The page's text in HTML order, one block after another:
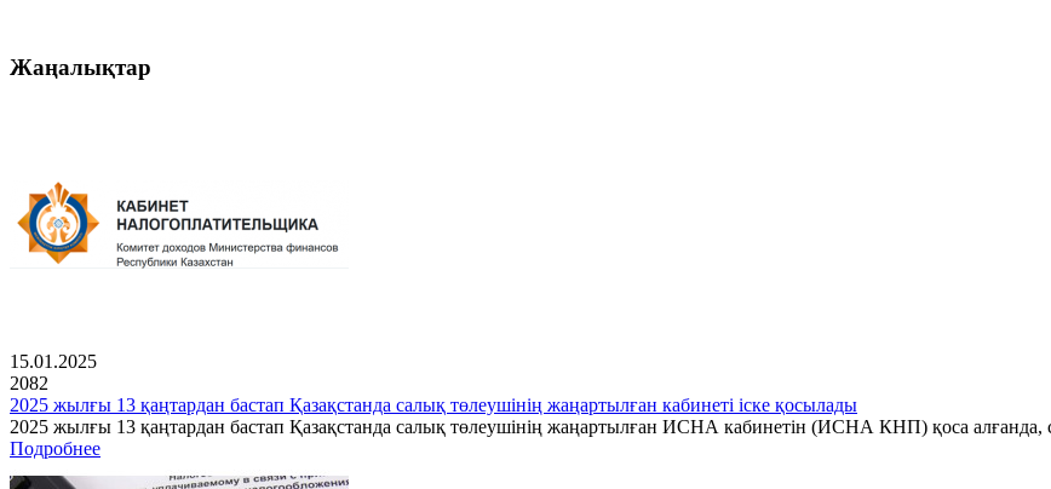
Жаңалықтар
15.01.2025
2082
2025 жылғы 13 қаңтардан бастап Қазақстанда салық төлеушінің жаңартылған кабинеті іске қосылады
2025 жылғы 13 қаңтардан бастап Қазақстанда салық төлеушінің жаңартылған ИСНА кабинетін (ИСНА КНП) қоса алғанда,
Подробнее